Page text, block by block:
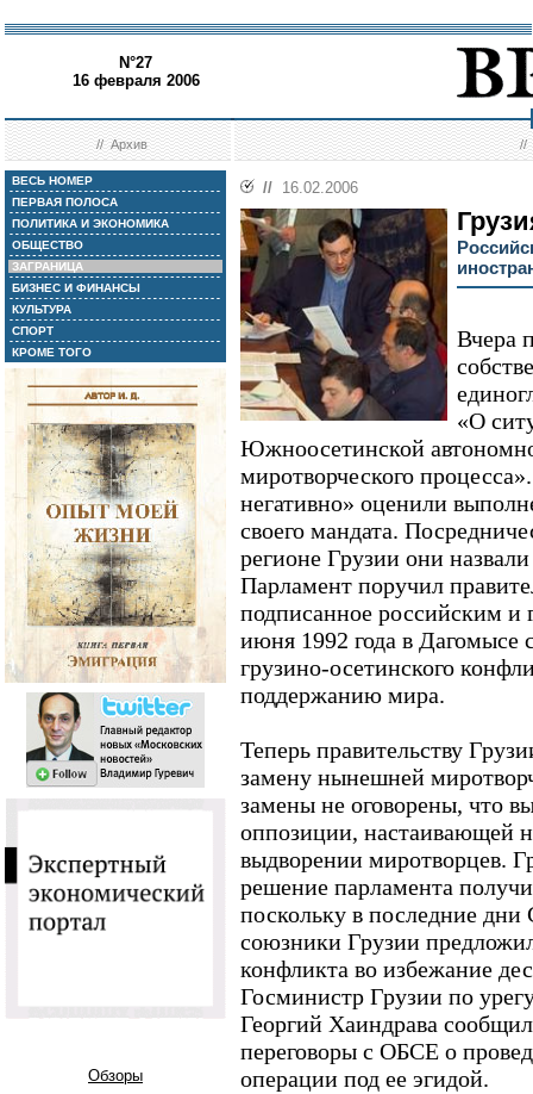
N°27
16 февраля 2006
//Архив //
ВЕСЬ НОМЕР
ПЕРВАЯ ПОЛОСА
ПОЛИТИКА И ЭКОНОМИКА
ОБЩЕСТВО
ЗАГРАНИЦА
БИЗНЕС И ФИНАНСЫ
КУЛЬТУРА
СПОРТ
КРОМЕ ТОГО
Обзоры
// 16.02.2006
Вчера
«О
Южноосетинской
миротворческого
негативно» оценили
своего мандата.
регионе Грузии они
Парламент поручил
подписанное российским и
июня 1992 года в Дагомысе
грузино-осетинского
поддержанию мира.
Теперь правительству
замену нынешней
замены не оговорены, что
оппозиции, настаивающей
выдворении миротворцев.
решение парламента
поскольку в последние
союзники Грузии
конфликта во избежание
Госминистр Грузии по
Георгий Хаиндрава
переговоры с ОБСЕ о
операции под ее эгидой.